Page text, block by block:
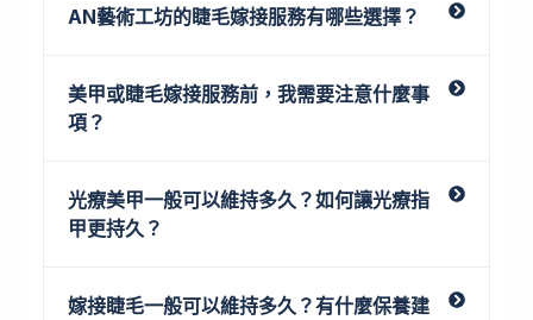
AN藝術工坊的睫毛嫁接服務有哪些選擇？
美甲或睫毛嫁接服務前，我需要注意什麼事
項？
光療美甲一般可以維持多久？如何讓光療指
甲更持久？
嫁接睫毛一般可以維持多久？有什麼保養建